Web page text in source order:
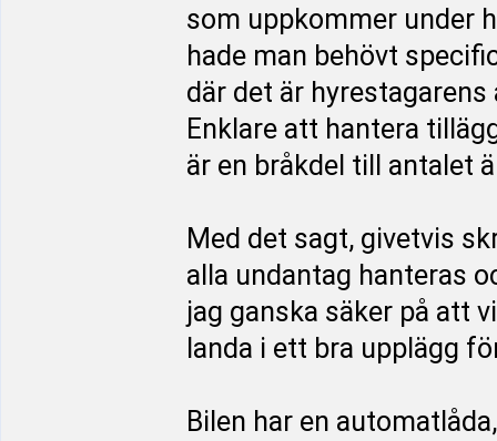
som uppkommer under
hade man behövt
där det är
Enklare att hantera
är en bråkdel till antalet
Med det sagt, givetvis
alla undantag hanteras
jag ganska säker på att
landa i ett bra upplägg
Bilen har en